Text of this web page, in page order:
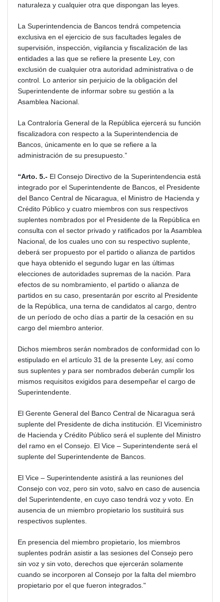
naturaleza y cualquier otra que dispongan las leyes.
La Superintendencia de Bancos tendrá competencia
exclusiva en el ejercicio de sus facultades legales de
supervisión, inspección, vigilancia y fiscalización de las
entidades a las que se refiere la presente Ley, con
exclusión de cualquier otra autoridad administrativa o de
control. Lo anterior sin perjuicio de la obligación del
Superintendente de informar sobre su gestión a la
Asamblea Nacional.
La Contraloría General de la República ejercerá su función
fiscalizadora con respecto a la Superintendencia de
Bancos, únicamente en lo que se refiere a la
administración de su presupuesto.”
“Arto. 5.- El Consejo Directivo de la Superintendencia está
integrado por el Superintendente de Bancos, el Presidente
del Banco Central de Nicaragua, el Ministro de Hacienda y
Crédito Público y cuatro miembros con sus respectivos
suplentes nombrados por el Presidente de la República en
consulta con el sector privado y ratificados por la Asamblea
Nacional, de los cuales uno con su respectivo suplente,
deberá ser propuesto por el partido o alianza de partidos
que haya obtenido el segundo lugar en las últimas
elecciones de autoridades supremas de la nación. Para
efectos de su nombramiento, el partido o alianza de
partidos en su caso, presentarán por escrito al Presidente
de la República, una terna de candidatos al cargo, dentro
de un período de ocho días a partir de la cesación en su
cargo del miembro anterior.
Dichos miembros serán nombrados de conformidad con lo
estipulado en el artículo 31 de la presente Ley, así como
sus suplentes y para ser nombrados deberán cumplir los
mismos requisitos exigidos para desempeñar el cargo de
Superintendente.
El Gerente General del Banco Central de Nicaragua será
suplente del Presidente de dicha institución. El Viceministro
de Hacienda y Crédito Público será el suplente del Ministro
del ramo en el Consejo. El Vice – Superintendente será el
suplente del Superintendente de Bancos.
El Vice – Superintendente asistirá a las reuniones del
Consejo con voz, pero sin voto, salvo en caso de ausencia
del Superintendente, en cuyo caso tendrá voz y voto. En
ausencia de un miembro propietario los sustituirá sus
respectivos suplentes.
En presencia del miembro propietario, los miembros
suplentes podrán asistir a las sesiones del Consejo pero
sin voz y sin voto, derechos que ejercerán solamente
cuando se incorporen al Consejo por la falta del miembro
propietario por el que fueron integrados."